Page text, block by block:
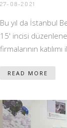
27-08-2021
Bu yıl da İstanbul
15' incisi
firmalarının katılımı
READ MORE